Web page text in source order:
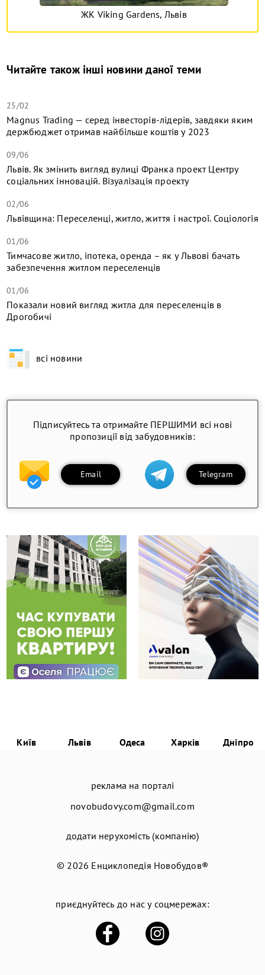
ЖК Viking Gardens, Львів
Читайте також інші новини даної теми
25/02
Magnus Trading — серед інвесторів-лідерів, завдяки яким
держбюджет отримав найбільше коштів у 2023
09/06
Львів. Як змінить вигляд вулиці Франка проект Центру
соціальних інновацій. Візуалізація проекту
02/06
Львівщина: Переселенці, житло, життя і настрої. Соціологія
01/06
Тимчасове житло, іпотека, оренда – як у Львові бачать
забезпечення житлом переселенців
01/06
Показали новий вигляд житла для переселенців в
Дрогобичі
всі новини
Підписуйтесь та отримайте ПЕРШИМИ всі нові
пропозиції від забудовників:
Email Telegram
Київ Львів Одеса Харків Дніпро
реклама на порталі
novobudovy.com@gmail.com
додати нерухомість (компанію)
© 2026 Енциклопедія Новобудов®
приєднуйтесь до нас у соцмережах: